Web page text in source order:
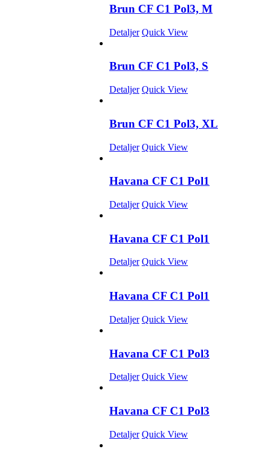
Brun CF C1 Pol3, M
Detaljer Quick View
Brun CF C1 Pol3, S
Detaljer Quick View
Brun CF C1 Pol3, XL
Detaljer Quick View
Havana CF C1 Pol1
Detaljer Quick View
Havana CF C1 Pol1
Detaljer Quick View
Havana CF C1 Pol1
Detaljer Quick View
Havana CF C1 Pol3
Detaljer Quick View
Havana CF C1 Pol3
Detaljer Quick View